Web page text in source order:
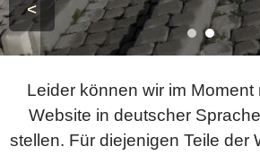
<
Leider können wir im Moment
Website in deutscher
stellen. Für diejenigen Teile der